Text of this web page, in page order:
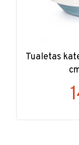
Tualetas